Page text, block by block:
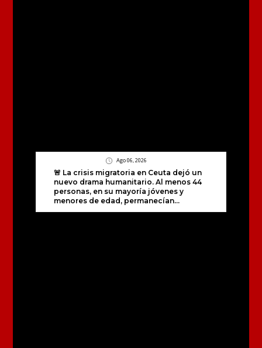
Ago 06, 2026
🚨 La crisis migratoria en Ceuta dejó un
nuevo drama humanitario. Al menos 44
personas, en su mayoría jóvenes y
menores de edad, permanecían...